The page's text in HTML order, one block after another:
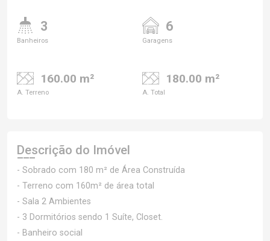
3
Banheiros
6
Garagens
160.00 m²
A. Terreno
180.00 m²
A. Total
Descrição do Imóvel
- Sobrado com 180 m² de Área Construída
- Terreno com 160m² de área total
- Sala 2 Ambientes
- 3 Dormitórios sendo 1 Suíte, Closet.
- Banheiro social